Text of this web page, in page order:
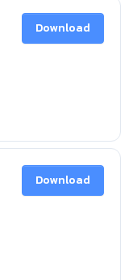
Download
Download